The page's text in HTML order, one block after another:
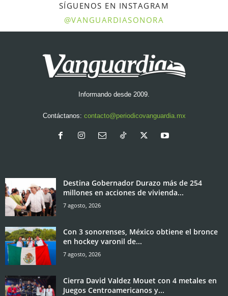
SÍGUENOS EN INSTAGRAM
@VANGUARDIASONORA
Informando desde 2009.
Contáctanos: contacto@periodicovanguardia.mx
Destina Gobernador Durazo más de 254
millones en acciones de vivienda...
7 agosto, 2026
Con 3 sonorenses, México obtiene el bronce
en hockey varonil de...
7 agosto, 2026
Cierra David Valdez Mouet con 4 metales en
Juegos Centroamericanos y...